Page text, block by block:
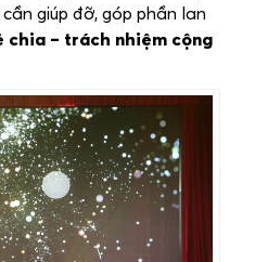
giúp đỡ, góp phần lan
chia – trách nhiệm cộng